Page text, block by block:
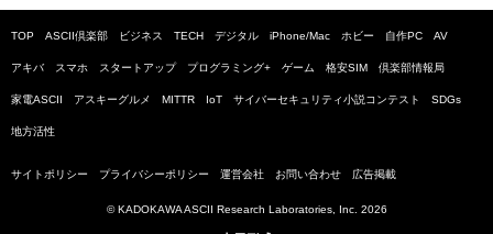
TOP ASCII倶楽部 ビジネス TECH デジタル iPhone/Mac ホビー 自作PC AV
アキバ スマホ スタートアップ プログラミング+ ゲーム 格安SIM 倶楽部情報局
家電ASCII アスキーグルメ MITTR IoT サイバーセキュリティ小説コンテスト SDGs
地方活性
サイトポリシー プライバシーポリシー 運営会社 お問い合わせ 広告掲載
© KADOKAWA ASCII Research Laboratories, Inc. 2026